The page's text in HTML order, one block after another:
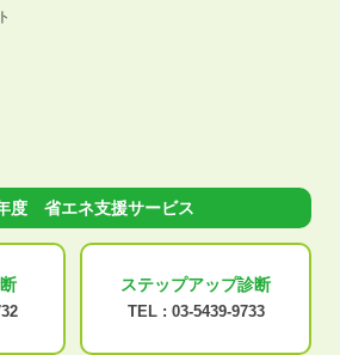
度 省エネ支援サービス
ステップアップ診断
TEL : 03-5439-9733